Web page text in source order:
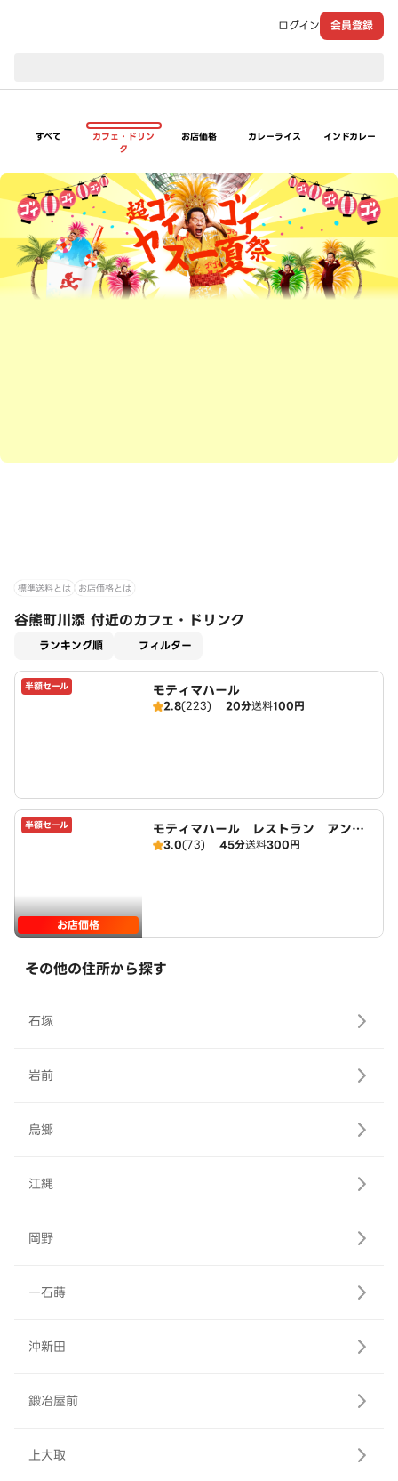
ログイン 会員登録
すべて
カフェ・ドリン
ク
お店価格 カレーライス インドカレー
超ゴイゴイヤスー夏祭
標準送料とは お店価格とは
谷熊町川添 付近のカフェ・ドリンク
ランキング順 フィルター
半額セール モティマハール
2.8(223) 20分送料100円
半額セール
お店価格
モティマハール レストラン アンド
バー
3.0(73) 45分送料300円
その他の住所から探す
石塚
岩前
烏郷
江縄
岡野
一石蒔
沖新田
鍛冶屋前
上大取